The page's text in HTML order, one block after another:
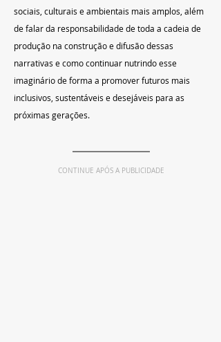
sociais, culturais e ambientais mais amplos, além
de falar da responsabilidade de toda a cadeia de
produção na construção e difusão dessas
narrativas e como continuar nutrindo esse
imaginário de forma a promover futuros mais
inclusivos, sustentáveis e desejáveis para as
próximas gerações.
CONTINUE APÓS A PUBLICIDADE